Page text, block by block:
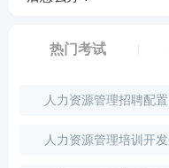
热门考试
人力资源管理招聘配置
人力资源管理培训开发